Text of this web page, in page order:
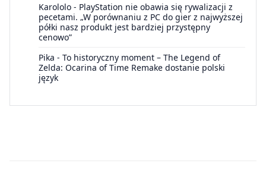
Karololo - PlayStation nie obawia się rywalizacji z
pecetami. „W porównaniu z PC do gier z najwyższej
półki nasz produkt jest bardziej przystępny
cenowo”
Pika - To historyczny moment – The Legend of
Zelda: Ocarina of Time Remake dostanie polski
język